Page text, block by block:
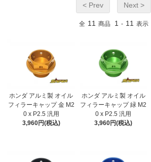
< Prev Next >
全 11 商品 1 - 11 表示
ホンダ アルミ製 オイル
フィラーキャップ 金 M2
0 x P2.5 汎用
3,960円(税込)
ホンダ アルミ製 オイル
フィラーキャップ 緑 M2
0 x P2.5 汎用
3,960円(税込)